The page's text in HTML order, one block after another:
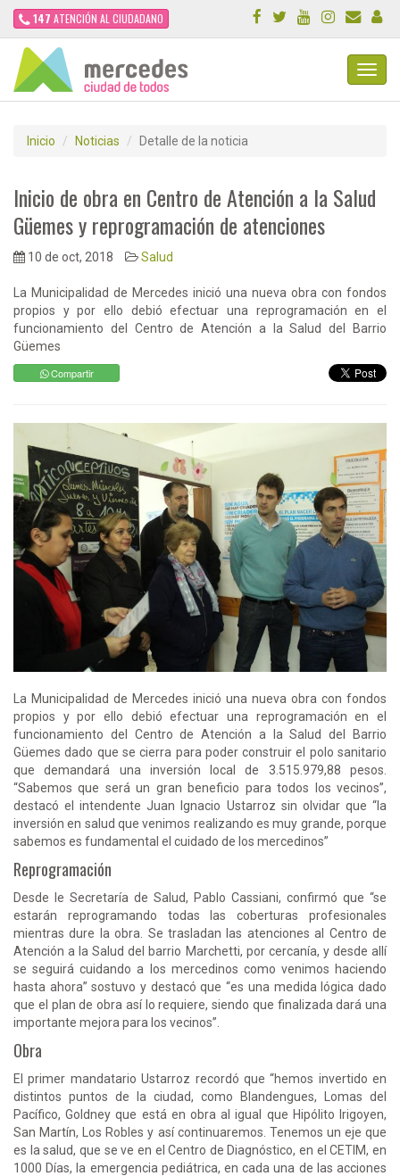
147 ATENCIÓN AL CIUDADANO
Inicio Noticias Detalle de la noticia
Inicio de obra en Centro de Atención a la Salud
Güemes y reprogramación de atenciones
10 de oct, 2018 Salud
La Municipalidad de Mercedes inició una nueva obra con fondos
propios y por ello debió efectuar una reprogramación en el
funcionamiento del Centro de Atención a la Salud del Barrio
Güemes
Compartir
La Municipalidad de Mercedes inició una nueva obra con fondos
propios y por ello debió efectuar una reprogramación en el
funcionamiento del Centro de Atención a la Salud del Barrio
Güemes dado que se cierra para poder construir el polo sanitario
que demandará una inversión local de 3.515.979,88 pesos.
“Sabemos que será un gran beneficio para todos los vecinos”,
destacó el intendente Juan Ignacio Ustarroz sin olvidar que “la
inversión en salud que venimos realizando es muy grande, porque
sabemos es fundamental el cuidado de los mercedinos”
Reprogramación
Desde le Secretaría de Salud, Pablo Cassiani, confirmó que “se
estarán reprogramando todas las coberturas profesionales
mientras dure la obra. Se trasladan las atenciones al Centro de
Atención a la Salud del barrio Marchetti, por cercanía, y desde allí
se seguirá cuidando a los mercedinos como venimos haciendo
hasta ahora” sostuvo y destacó que “es una medida lógica dado
que el plan de obra así lo requiere, siendo que finalizada dará una
importante mejora para los vecinos”.
Obra
El primer mandatario Ustarroz recordó que “hemos invertido en
distintos puntos de la ciudad, como Blandengues, Lomas del
Pacífico, Goldney que está en obra al igual que Hipólito Irigoyen,
San Martín, Los Robles y así continuaremos. Tenemos un eje que
es la salud, que se ve en el Centro de Diagnóstico, en el CETIM, en
1000 Días, la emergencia pediátrica, en cada una de las acciones